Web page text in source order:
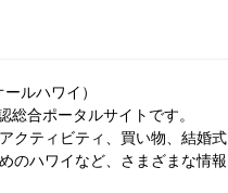
ルハワイ）
合ポータルサイトです。
クティビティ、買い物、結婚式
のハワイなど、さまざまな情報